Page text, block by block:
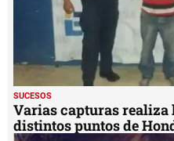
SUCESOS
Varias capturas
distintos puntos de